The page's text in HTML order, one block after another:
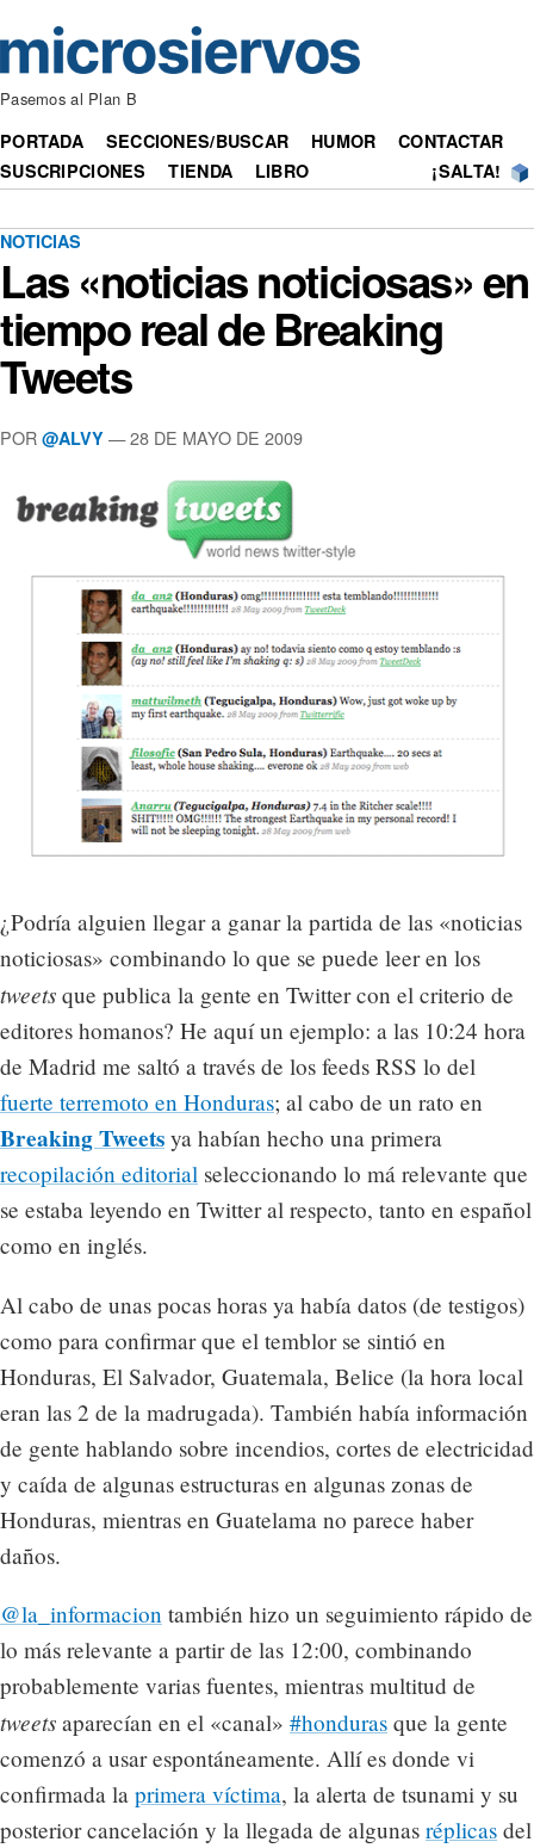
Pasemos al Plan B
PORTADA SECCIONES/BUSCAR HUMOR
CONTACTAR
SUSCRIPCIONES
TIENDA LIBRO ¡SALTA!
NOTICIAS
Las «noticias noticiosas» en
tiempo real de Breaking
Tweets
POR @ALVY — 28 DE MAYO DE 2009
¿Podría alguien llegar a ganar la partida de las «noticias
noticiosas» combinando lo que se puede leer en los
tweets que publica la gente en Twitter con el criterio de
editores homanos? He aquí un ejemplo: a las 10:24 hora
de Madrid me saltó a través de los feeds RSS lo del
fuerte terremoto en Honduras; al cabo de un rato en
Breaking Tweets ya habían hecho una primera
recopilación editorial seleccionando lo má relevante que
se estaba leyendo en Twitter al respecto, tanto en español
como en inglés.
Al cabo de unas pocas horas ya había datos (de testigos)
como para confirmar que el temblor se sintió en
Honduras, El Salvador, Guatemala, Belice (la hora local
eran las 2 de la madrugada). También había información
de gente hablando sobre incendios, cortes de electricidad
y caída de algunas estructuras en algunas zonas de
Honduras, mientras en Guatelama no parece haber
daños.
@la_informacion también hizo un seguimiento rápido de
lo más relevante a partir de las 12:00, combinando
probablemente varias fuentes, mientras multitud de
tweets aparecían en el «canal» #honduras que la gente
comenzó a usar espontáneamente. Allí es donde vi
confirmada la primera víctima, la alerta de tsunami y su
posterior cancelación y la llegada de algunas réplicas del